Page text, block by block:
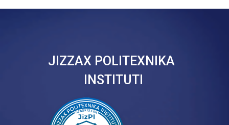
JIZZAX POLITEXNIKA
INSTITUTI